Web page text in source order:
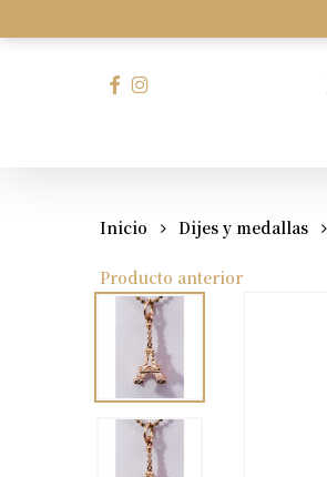
to
facebook
instagram
Inicio Dijes y medallas
Producto anterior